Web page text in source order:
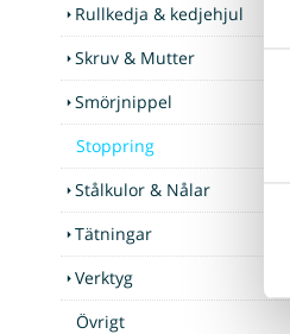
Rullkedja & kedjehjul
Skruv & Mutter
Smörjnippel
Stoppring
Stålkulor & Nålar
Tätningar
Verktyg
Övrigt